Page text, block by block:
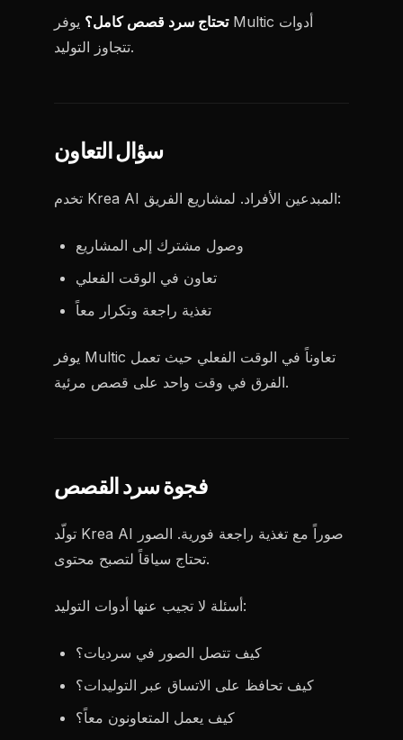
تحتاج سرد قصص كامل؟ يوفر Multic أدوات
تتجاوز التوليد.
سؤال التعاون
تخدم Krea AI المبدعين الأفراد. لمشاريع الفريق:
وصول مشترك إلى المشاريع
تعاون في الوقت الفعلي
تغذية راجعة وتكرار معاً
يوفر Multic تعاوناً في الوقت الفعلي حيث تعمل
الفرق في وقت واحد على قصص مرئية.
فجوة سرد القصص
تولّد Krea AI صوراً مع تغذية راجعة فورية. الصور
تحتاج سياقاً لتصبح محتوى.
أسئلة لا تجيب عنها أدوات التوليد:
كيف تتصل الصور في سرديات؟
كيف تحافظ على الاتساق عبر التوليدات؟
كيف يعمل المتعاونون معاً؟